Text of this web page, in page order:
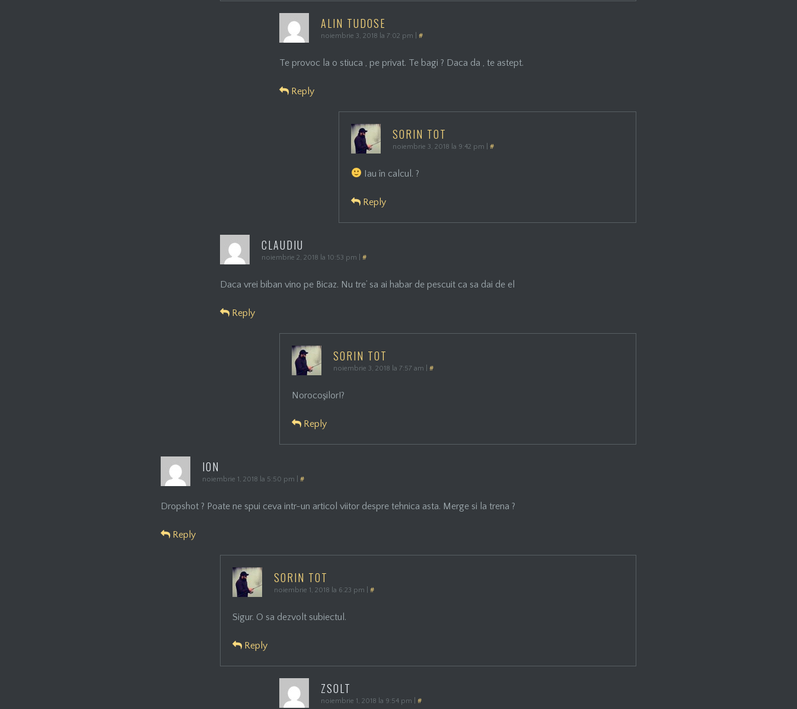
ALIN TUDOSE
noiembrie 3, 2018 la 7:02 pm #
Te provoc la o stiuca , pe privat. Te bagi ? Daca da , te astept.
Reply
SORIN TOT
noiembrie 3, 2018 la 9:42 pm #
Iau în calcul. ?
Reply
CLAUDIU
noiembrie 2, 2018 la 10:53 pm #
Daca vrei biban vino pe Bicaz. Nu tre’ sa ai habar de pescuit ca sa dai de el
Reply
SORIN TOT
noiembrie 3, 2018 la 7:57 am #
Norocoşilor!?
Reply
ION
noiembrie 1, 2018 la 5:50 pm #
Dropshot ? Poate ne spui ceva intr-un articol viitor despre tehnica asta. Merge si la trena ?
Reply
SORIN TOT
noiembrie 1, 2018 la 6:23 pm #
Sigur. O sa dezvolt subiectul.
Reply
ZSOLT
noiembrie 1, 2018 la 9:54 pm #